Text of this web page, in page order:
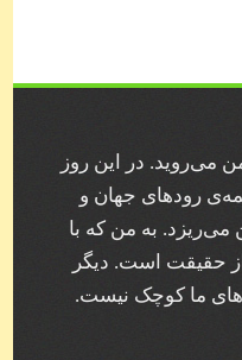
می‌روید. در این روز
رودهای جهان و
به من که با
حقیقت است. دیگر
ما کوچک نیست.